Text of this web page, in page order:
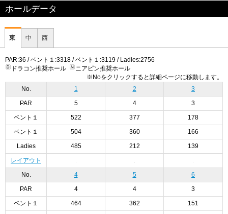
ホールデータ
東 中 西
PAR:36 / ベント１:3318 / ベント１:3119 / Ladies:2756
ドラコン推奨ホール
ニアピン推奨ホール
※Noをクリックすると詳細ページに移動します。
No.
1 2 3
PAR 5 4 3
ベント１ 522 377 178
ベント１ 504 360 166
Ladies 485 212 139
レイアウト
No. 4 5 6
PAR 4 4 3
ベント１ 464 362 151